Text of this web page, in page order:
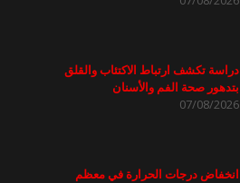
دراسة تكشف ارتباط الاكتئاب والقلق
بتدهور صحة الفم والأسنان
07/08/2026
انخفاض درجات الحرارة في معظم